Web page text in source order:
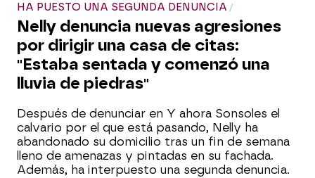
HA PUESTO UNA SEGUNDA DENUNCIA
Nelly denuncia nuevas agresiones
por dirigir una casa de citas:
"Estaba sentada y comenzó una
lluvia de piedras"
Después de denunciar en Y ahora Sonsoles el
calvario por el que está pasando, Nelly ha
abandonado su domicilio tras un fin de semana
lleno de amenazas y pintadas en su fachada.
Además, ha interpuesto una segunda denuncia.